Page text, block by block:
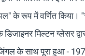
रूप में वर्णित किया।
मिल्टन ग्लेसर
के साथ पूरा हुआ -